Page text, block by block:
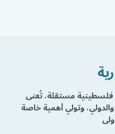
فلسطينية مستقلة، تُعنى
وتولي أهمية خاصة